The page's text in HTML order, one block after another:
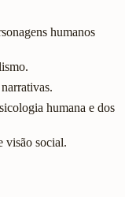
humanos
humana e dos
visão social.